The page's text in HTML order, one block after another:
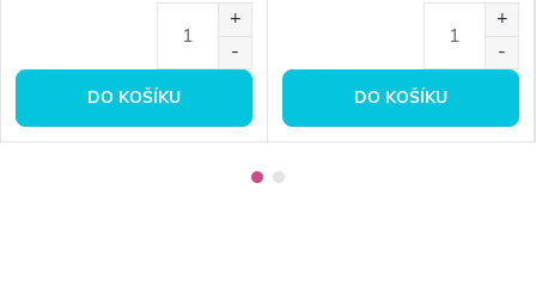
DO KOŠÍKU DO KOŠÍKU